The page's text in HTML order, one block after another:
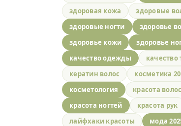
здоровая кожа
здоровые
здоровые ногти
здоровье
здоровье кожи
здоровье
качество одежды
качество
кератин волос
косметика
косметология
красота волос
красота ногтей
красота рук
лайфхаки красоты
мода